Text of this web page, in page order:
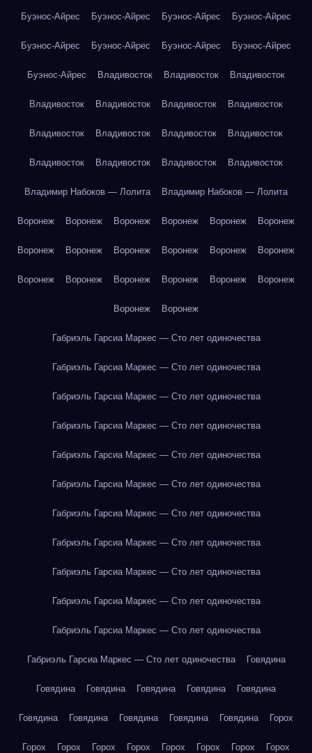
Буэнос-Айрес Буэнос-Айрес Буэнос-Айрес Буэнос-Айрес
Буэнос-Айрес Буэнос-Айрес Буэнос-Айрес Буэнос-Айрес
Буэнос-Айрес Владивосток Владивосток Владивосток
Владивосток Владивосток Владивосток Владивосток
Владивосток Владивосток Владивосток Владивосток
Владивосток Владивосток Владивосток Владивосток
Владимир Набоков — Лолита Владимир Набоков — Лолита
Воронеж Воронеж Воронеж Воронеж Воронеж Воронеж
Воронеж Воронеж Воронеж Воронеж Воронеж Воронеж
Воронеж Воронеж Воронеж Воронеж Воронеж Воронеж
Воронеж Воронеж
Габриэль Гарсиа Маркес — Сто лет одиночества
Габриэль Гарсиа Маркес — Сто лет одиночества
Габриэль Гарсиа Маркес — Сто лет одиночества
Габриэль Гарсиа Маркес — Сто лет одиночества
Габриэль Гарсиа Маркес — Сто лет одиночества
Габриэль Гарсиа Маркес — Сто лет одиночества
Габриэль Гарсиа Маркес — Сто лет одиночества
Габриэль Гарсиа Маркес — Сто лет одиночества
Габриэль Гарсиа Маркес — Сто лет одиночества
Габриэль Гарсиа Маркес — Сто лет одиночества
Габриэль Гарсиа Маркес — Сто лет одиночества
Габриэль Гарсиа Маркес — Сто лет одиночества Говядина
Говядина Говядина Говядина Говядина Говядина
Говядина Говядина Говядина Говядина Говядина Горох
Горох Горох Горох Горох Горох Горох Горох Горох